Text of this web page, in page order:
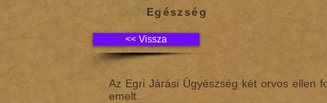
Egészség
Az Egri Járási Ügyészség két orvos ellen
emelt.
<< Vissza